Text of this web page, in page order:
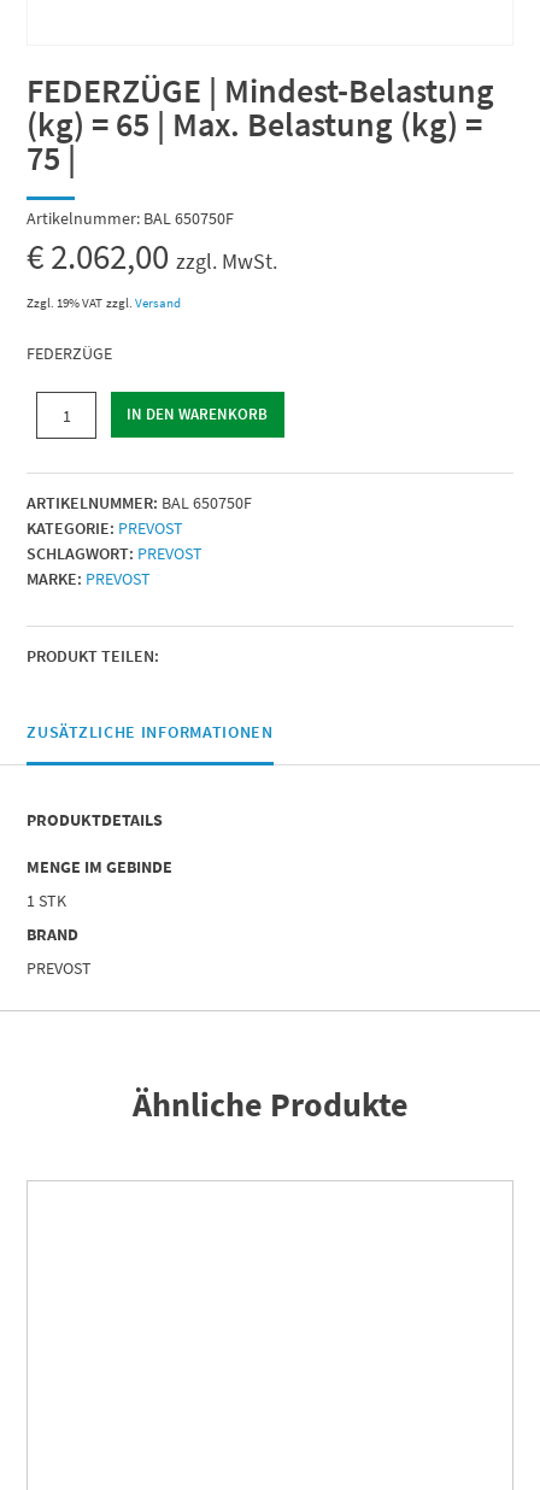
FEDERZÜGE | Mindest-Belastung
(kg) = 65 | Max. Belastung (kg) =
75 |
Artikelnummer: BAL 650750F
€2.062,00 zzgl. MwSt.
Zzgl. 19% VAT zzgl.Versand
FEDERZÜGE
Belastung
(kg)
=
65
|
Belastung
(kg)
|
Menge
IN DEN WARENKORB
ARTIKELNUMMER: BAL 650750F
KATEGORIE: PREVOST
SCHLAGWORT: PREVOST
MARKE: PREVOST
PRODUKT TEILEN:
ZUSÄTZLICHE INFORMATIONEN
PRODUKTDETAILS
MENGE IM GEBINDE
1 STK
BRAND
PREVOST
Ähnliche Produkte